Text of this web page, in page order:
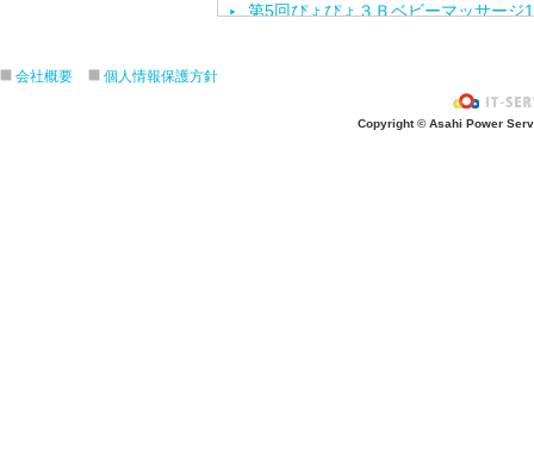
第5回ぴょぴょ３Ｂベビーマッサージ
令和元年度 第2１回～２3回にこに
第３回 子育て交流なかよしラ
会社概要 個人情報保護方針
Copyright © Asahi Power